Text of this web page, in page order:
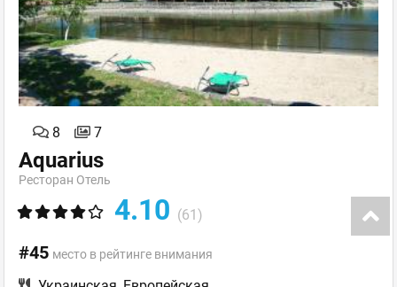
8 7
Aquarius
Ресторан Отель
4.10 (61)
#45 место в рейтинге внимания